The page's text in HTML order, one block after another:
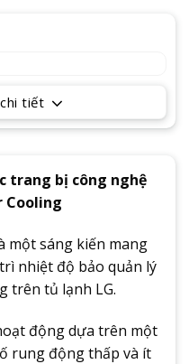
trang bị công nghệ
Cooling
một sáng kiến mang
nhiệt độ bảo quản lý
trên tủ lạnh LG.
động dựa trên một
rung động thấp và ít
tiết